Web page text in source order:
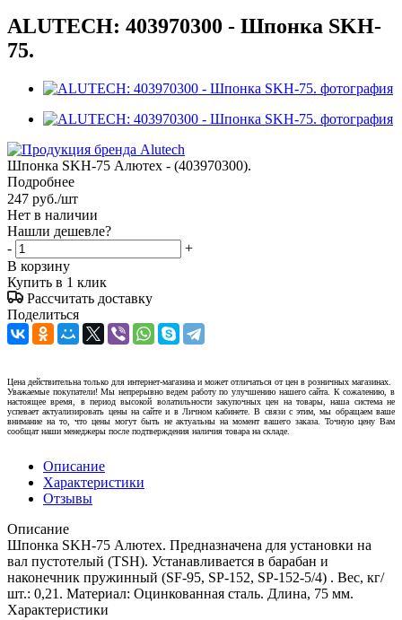
ALUTECH: 403970300 - Шпонка SKH-
75.
Шпонка SKH-75 Алютех - (403970300).
Подробнее
247 руб./шт
Нет в наличии
Нашли дешевле?
-
+
В корзину
Купить в 1 клик
Рассчитать доставку
Поделиться
Цена действительна только для интернет-магазина и может отличаться от цен в розничных магазинах.
Уважаемые покупатели! Мы непрерывно ведем работу по улучшению нашего сайта. К сожалению, в
настоящее время, в период высокой волатильности закупочных цен на товары, наша система не
успевает актуализировать цены на сайте и в Личном кабинете. В связи с этим, мы обращаем ваше
внимание на то, что цены могут быть не актуальны на момент вашего заказа. Точную цену Вам
сообщат наши менеджеры после подтверждения наличия товара на складе.
Описание
Характеристики
Отзывы
Описание
Шпонка SKH-75 Алютех. Предназначена для установки на
вал пустотелый (TSH). Устанавливается в барабан и
наконечник пружинный (SF-95, SP-152, SP-152-5/4) . Вес, кг/
шт.: 0,21. Материал: Оцинкованная сталь. Длина, 75 мм.
Характеристики